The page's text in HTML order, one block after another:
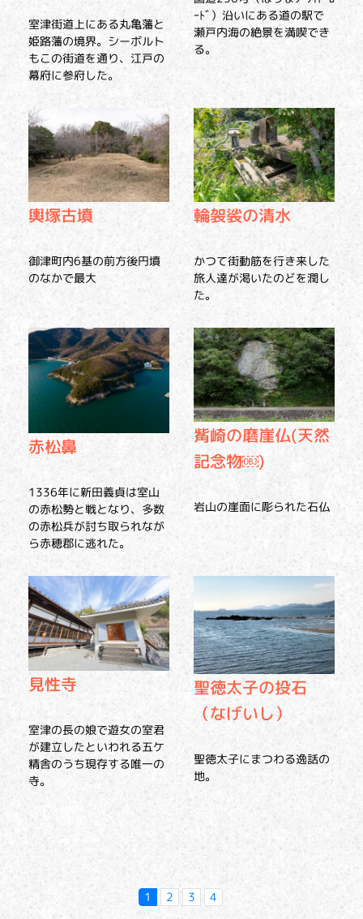
室津街道上にある丸亀藩と
姫路藩の境界。シーボルト
もこの街道を通り、江戸の
幕府に参府した。
ｰﾄﾞ）沿いにある道の駅で
瀬戸内海の絶景を満喫でき
る。
輿塚古墳
御津町内6基の前方後円墳
のなかで最大
輪袈裟の清水
かつて街動筋を行き来した
旅人達が渇いたのどを潤し
た。
赤松鼻
1336年に新田義貞は室山
の赤松勢と戦となり、多数
の赤松兵が討ち取られなが
ら赤穂郡に逃れた。
觜崎の磨崖仏(天然
記念物￼)
岩山の崖面に彫られた石仏
見性寺
室津の長の娘で遊女の室君
が建立したといわれる五ケ
精舎のうち現存する唯一の
寺。
聖徳太子の投石
（なげいし）
聖徳太子にまつわる逸話の
地。
1 2 3 4